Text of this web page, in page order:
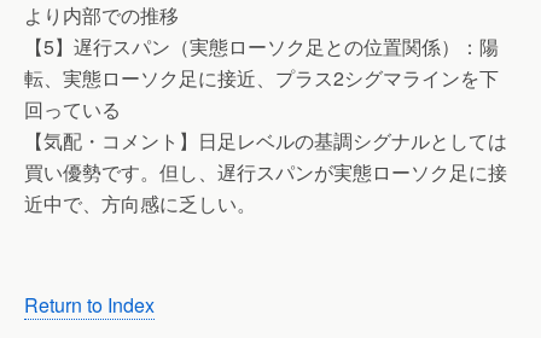
より内部での推移
【5】遅行スパン（実態ローソク足との位置関係）：陽
転、実態ローソク足に接近、プラス2シグマラインを下
回っている
【気配・コメント】日足レベルの基調シグナルとしては
買い優勢です。但し、遅行スパンが実態ローソク足に接
近中で、方向感に乏しい。
Return to Index